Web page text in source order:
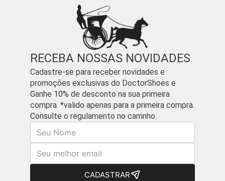
RECEBA NOSSAS NOVIDADES
Cadastre-se para receber novidades e
promoções exclusivas do DoctorShoes e
Ganhe 10% de desconto na sua primeira
compra. *valido apenas para a primeira compra.
Consulte o regulamento no carrinho.
Nome
E-mail
CADASTRAR